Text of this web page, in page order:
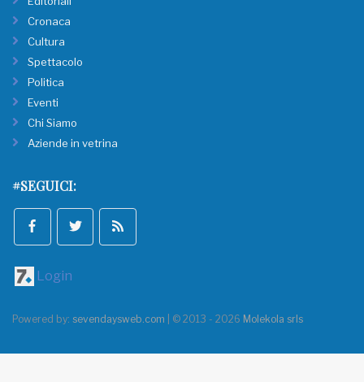
Cronaca
Cultura
Spettacolo
Politica
Eventi
Chi Siamo
Aziende in vetrina
#SEGUICI:
Login
Powered by: sevendaysweb.com | © 2013 - 2026 Molekola srls